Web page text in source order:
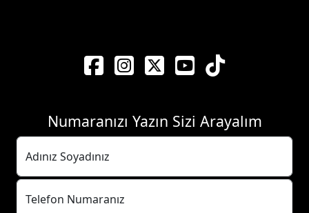
Numaranızı Yazın Sizi Arayalım
Adınız Soyadınız
Telefon Numaranız